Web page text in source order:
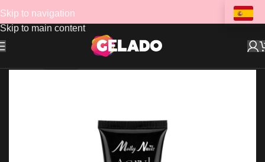
Skip to navigation
Skip to main content